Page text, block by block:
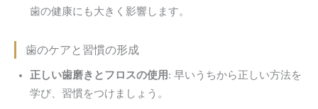
歯の健康にも大きく影響します。
歯のケアと習慣の形成
正しい歯磨きとフロスの使用: 早いうちから正しい方法を
学び、習慣をつけましょう。